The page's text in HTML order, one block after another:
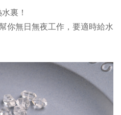
裏！
你無日無夜工作，要適時給水